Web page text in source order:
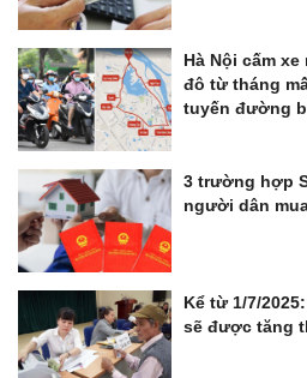
Hà Nội cấm
đô từ tháng
tuyến đường
3 trường hợp
người dân
Kể từ 1/7/
sẽ được tăng